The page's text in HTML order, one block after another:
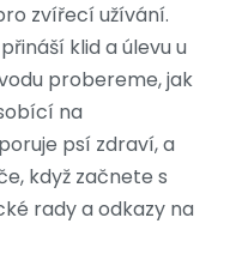
zvířecí užívání.
klid a úlevu u
probereme, jak
na
psí zdraví, a
, když začnete s
rady a odkazy na